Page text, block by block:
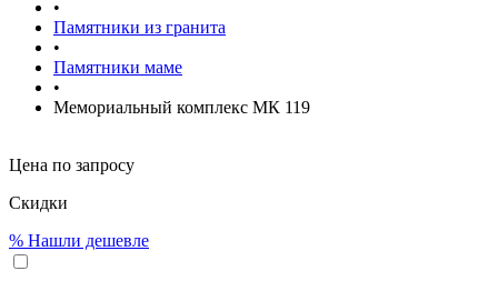
•
Памятники из гранита
•
Памятники маме
•
Мемориальный комплекс МК 119
Цена по запросу
Скидки
% Нашли дешевле